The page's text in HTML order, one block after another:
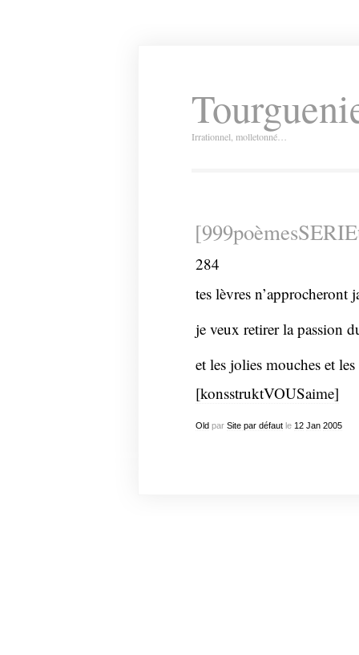
Irrationnel, molletonné…
284
tes lèvres n’approcheront
je veux retirer la passion
et les jolies mouches et
[konsstruktVOUSaime]
Oldpar Site par défautle 12 Jan 2005